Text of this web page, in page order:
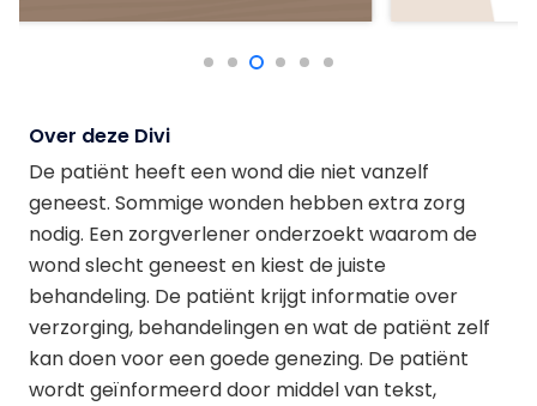
Over deze Divi
De patiënt heeft een wond die niet vanzelf
geneest. Sommige wonden hebben extra zorg
nodig. Een zorgverlener onderzoekt waarom de
wond slecht geneest en kiest de juiste
behandeling. De patiënt krijgt informatie over
verzorging, behandelingen en wat de patiënt zelf
kan doen voor een goede genezing. De patiënt
wordt geïnformeerd door middel van tekst,